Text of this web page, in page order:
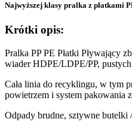
Najwyższej klasy pralka z płatkami
Krótki opis:
Pralka PP PE Płatki
wiader HDPE/LDPE/PP,
Cała linia do recyklingu, w tym
powietrzem i system pakowania
Odpady brudne, sztywne butelki